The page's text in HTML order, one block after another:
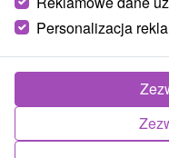
Znalazłeś błąd lub
Zgłoś błąd
ATRAKCJĄ
Personalizacja